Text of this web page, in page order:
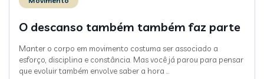
O descanso também também faz parte
Manter o corpo em movimento costuma ser associado a
esforço, disciplina e constância. Mas você já parou para pensar
que evoluir também envolve saber a hora